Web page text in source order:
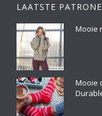
LAATSTE
Mooie
Mooie